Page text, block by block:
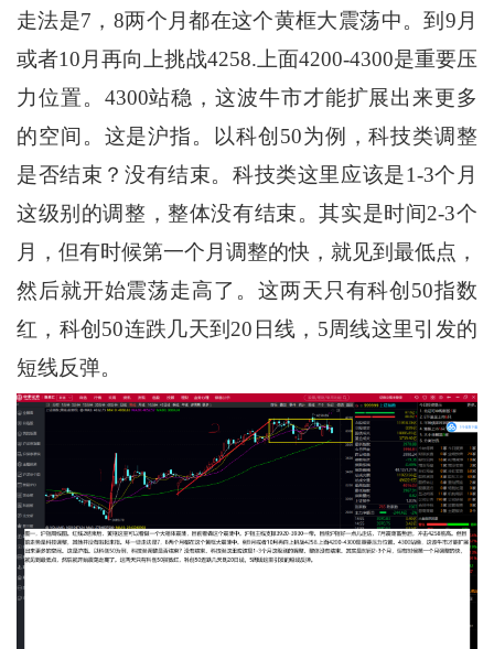
走法是7，8两个月都在这个黄框大震荡中。到9月
或者10月再向上挑战4258.上面4200-4300是重要压
力位置。4300站稳，这波牛市才能扩展出来更多
的空间。这是沪指。以科创50为例，科技类调整
是否结束？没有结束。科技类这里应该是1-3个月
这级别的调整，整体没有结束。其实是时间2-3个
月，但有时候第一个月调整的快，就见到最低点，
然后就开始震荡走高了。这两天只有科创50指数
红，科创50连跌几天到20日线，5周线这里引发的
短线反弹。